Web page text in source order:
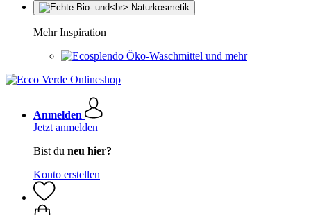
Mehr Inspiration
Öko-Waschmittel und mehr
Anmelden
Jetzt anmelden
Bist du neu hier?
Konto erstellen